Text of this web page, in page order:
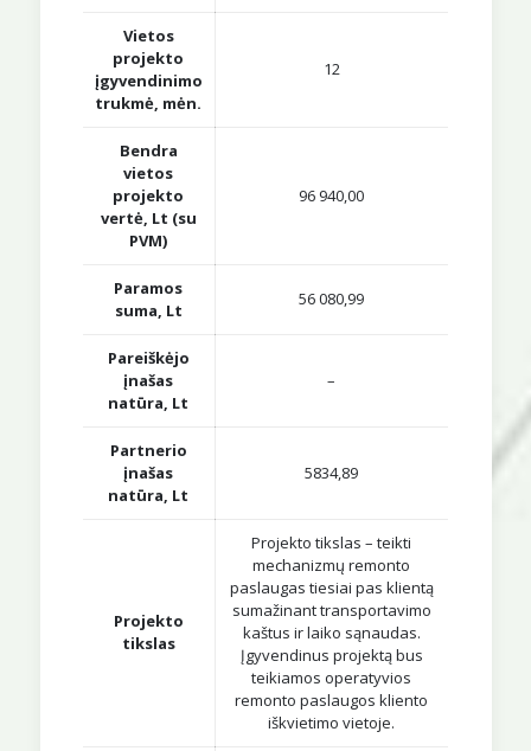
Vietos
projekto
įgyvendinimo
trukmė, mėn.
12
Bendra
vietos
projekto
vertė, Lt (su
PVM)
96 940,00
Paramos
suma, Lt
56 080,99
Pareiškėjo
įnašas
natūra, Lt
–
Partnerio
įnašas
natūra, Lt
5834,89
Projekto
tikslas
Projekto tikslas – teikti
mechanizmų remonto
paslaugas tiesiai pas klientą
sumažinant transportavimo
kaštus ir laiko sąnaudas.
Įgyvendinus projektą bus
teikiamos operatyvios
remonto paslaugos kliento
iškvietimo vietoje.